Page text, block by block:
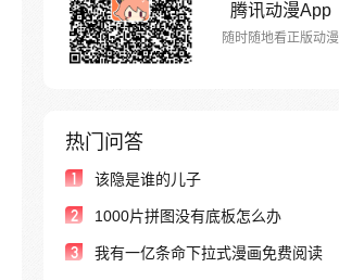
腾讯动漫App
随时随地看正版动漫
热门问答
1 该隐是谁的儿子
2 1000片拼图没有底板怎么办
3 我有一亿条命下拉式漫画免费阅读